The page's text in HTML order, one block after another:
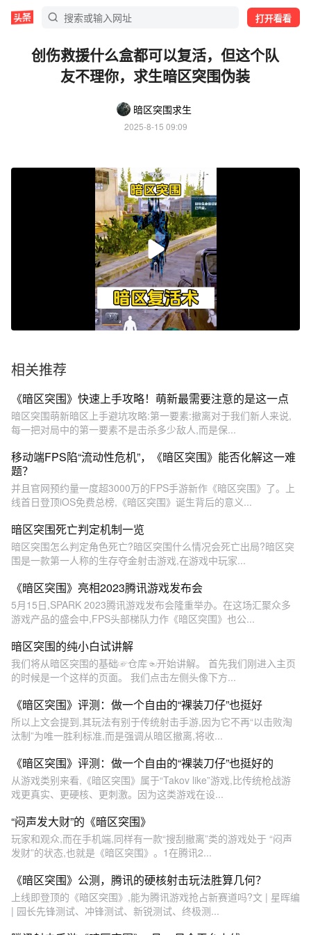
打开看看
创伤救援什么盒都可以复活，但这个队
友不理你，求生暗区突围伪装
暗区突围求生
2025-8-15 09:09
相关推荐
《暗区突围》快速上手攻略！萌新最需要注意的是这一点
暗区突围萌新暗区上手避坑攻略:第一要素:撤离对于我们新人来说,
每一把对局中的第一要素不是击杀多少敌人,而是保...
移动端FPS陷“流动性危机”，《暗区突围》能否化解这一难
题？
并且官网预约量一度超3000万的FPS手游新作《暗区突围》了。上
线首日登顶iOS免费总榜,《暗区突围》诞生背后的意义...
暗区突围死亡判定机制一览
暗区突围怎么判定角色死亡?暗区突围什么情况会死亡出局?暗区突
围是一款第一人称的生存夺金射击游戏,在游戏中玩家...
《暗区突围》亮相2023腾讯游戏发布会
5月15日,SPARK 2023腾讯游戏发布会隆重举办。在这场汇聚众多
游戏产品的盛会中,FPS头部梯队力作《暗区突围》也公...
暗区突围的纯小白试讲解
我们将从暗区突围的基础☞仓库☜开始讲解。 首先我们刚进入主页
的时候是一个这样的页面。 我们点击左侧头像下方...
《暗区突围》评测：做一个自由的“裸装刀仔”也挺好
所以上文会提到,其玩法有别于传统射击手游,因为它不再“以击败淘
汰制”为唯一胜利标准,而是强调从暗区撤离,将收...
《暗区突围》评测：做一个自由的“裸装刀仔”也挺好的
从游戏类别来看,《暗区突围》属于“Takov like”游戏,比传统枪战游
戏更真实、更硬核、更刺激。因为这类游戏在设...
“闷声发大财”的《暗区突围》
玩家和观众,而在手机端,同样有一款“搜刮撤离”类的游戏处于 “闷声
发财”的状态,也就是《暗区突围》。1在腾讯2...
《暗区突围》公测，腾讯的硬核射击玩法胜算几何？
上线即登顶的《暗区突围》,能为腾讯游戏抢占新赛道吗?文 | 星晖编
| 园长先锋测试、冲锋测试、新锐测试、终极测...